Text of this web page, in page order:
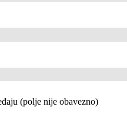
(polje nije obavezno)